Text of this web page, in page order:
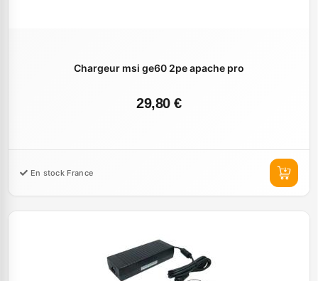
Chargeur msi ge60 2pe apache pro
29,80 €
En stock France